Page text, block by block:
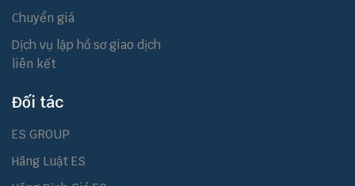
Chuyển giá
Dịch vụ lập hồ sơ giao dịch
liên kết
Đối tác
ES GROUP
Hãng Luật ES